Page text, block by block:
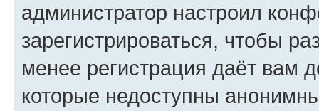
администратор настроил
зарегистрироваться, чтобы
менее регистрация даёт вам
которые недоступны